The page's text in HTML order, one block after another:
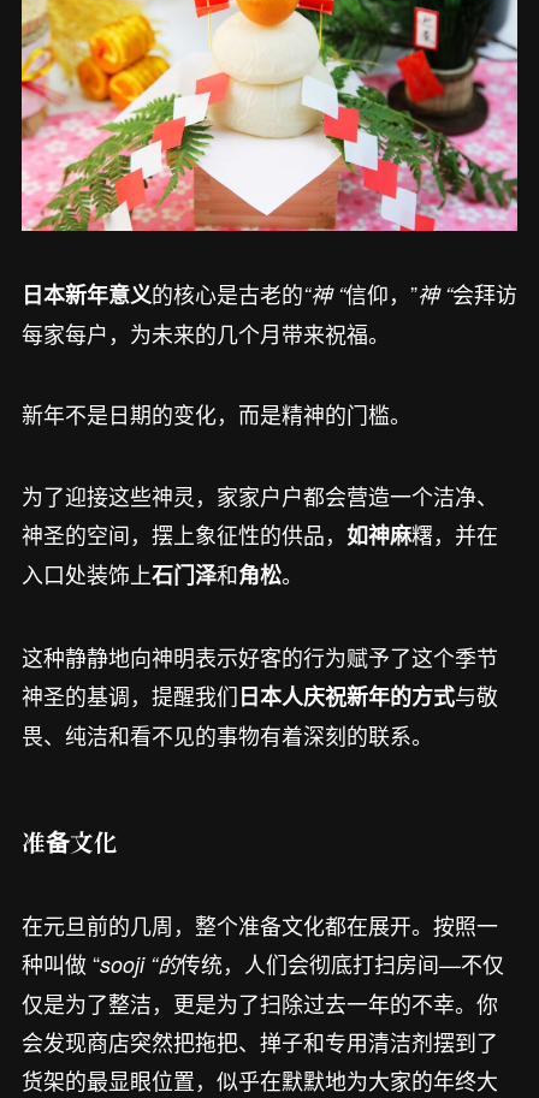
日本新年意义的核心是古老的“神 “信仰，”神 “会拜访
每家每户，为未来的几个月带来祝福。
新年不是日期的变化，而是精神的门槛。
为了迎接这些神灵，家家户户都会营造一个洁净、
神圣的空间，摆上象征性的供品， 如神麻糬，并在
入口处装饰上石门泽和角松。
这种静静地向神明表示好客的行为赋予了这个季节
神圣的基调，提醒我们日本人庆祝新年的方式与敬
畏、纯洁和看不见的事物有着深刻的联系。
准备文化
在元旦前的几周，整个准备文化都在展开。按照一
种叫做 “sooji “的传统，人们会彻底打扫房间—不仅
仅是为了整洁，更是为了扫除过去一年的不幸。你
会发现商店突然把拖把、掸子和专用清洁剂摆到了
货架的最显眼位置，似乎在默默地为大家的年终大